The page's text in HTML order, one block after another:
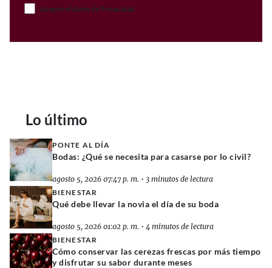
Acepto el Aviso de Privacidad
Lo último
PONTE AL DÍA
Bodas: ¿Qué se necesita para casarse por lo civil?
agosto 5, 2026 07:47 p. m. • 3 minutos de lectura
BIENESTAR
Qué debe llevar la novia el día de su boda
agosto 5, 2026 01:02 p. m. • 4 minutos de lectura
BIENESTAR
Cómo conservar las cerezas frescas por más tiempo
y disfrutar su sabor durante meses